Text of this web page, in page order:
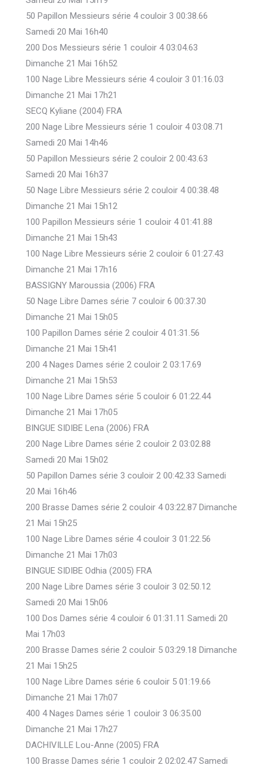
50 Papillon Messieurs série 4 couloir 3 00:38.66
Samedi 20 Mai 16h40
200 Dos Messieurs série 1 couloir 4 03:04.63
Dimanche 21 Mai 16h52
100 Nage Libre Messieurs série 4 couloir 3 01:16.03
Dimanche 21 Mai 17h21
SECQ Kyliane (2004) FRA
200 Nage Libre Messieurs série 1 couloir 4 03:08.71
Samedi 20 Mai 14h46
50 Papillon Messieurs série 2 couloir 2 00:43.63
Samedi 20 Mai 16h37
50 Nage Libre Messieurs série 2 couloir 4 00:38.48
Dimanche 21 Mai 15h12
100 Papillon Messieurs série 1 couloir 4 01:41.88
Dimanche 21 Mai 15h43
100 Nage Libre Messieurs série 2 couloir 6 01:27.43
Dimanche 21 Mai 17h16
BASSIGNY Maroussia (2006) FRA
50 Nage Libre Dames série 7 couloir 6 00:37.30
Dimanche 21 Mai 15h05
100 Papillon Dames série 2 couloir 4 01:31.56
Dimanche 21 Mai 15h41
200 4 Nages Dames série 2 couloir 2 03:17.69
Dimanche 21 Mai 15h53
100 Nage Libre Dames série 5 couloir 6 01:22.44
Dimanche 21 Mai 17h05
BINGUE SIDIBE Lena (2006) FRA
200 Nage Libre Dames série 2 couloir 2 03:02.88
Samedi 20 Mai 15h02
50 Papillon Dames série 3 couloir 2 00:42.33 Samedi
20 Mai 16h46
200 Brasse Dames série 2 couloir 4 03:22.87 Dimanche
21 Mai 15h25
100 Nage Libre Dames série 4 couloir 3 01:22.56
Dimanche 21 Mai 17h03
BINGUE SIDIBE Odhia (2005) FRA
200 Nage Libre Dames série 3 couloir 3 02:50.12
Samedi 20 Mai 15h06
100 Dos Dames série 4 couloir 6 01:31.11 Samedi 20
Mai 17h03
200 Brasse Dames série 2 couloir 5 03:29.18 Dimanche
21 Mai 15h25
100 Nage Libre Dames série 6 couloir 5 01:19.66
Dimanche 21 Mai 17h07
400 4 Nages Dames série 1 couloir 3 06:35.00
Dimanche 21 Mai 17h27
DACHIVILLE Lou-Anne (2005) FRA
100 Brasse Dames série 1 couloir 2 02:02.47 Samedi